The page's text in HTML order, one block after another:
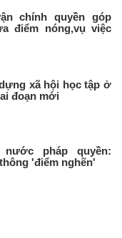
chính quyền góp
điểm nóng,vụ việc
xã hội học tập ở
đoạn mới
pháp quyền:
'điểm nghẽn'